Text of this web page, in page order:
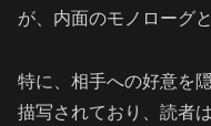
が、内面のモノローグ
特に、相手への好意を
描写されており、読者